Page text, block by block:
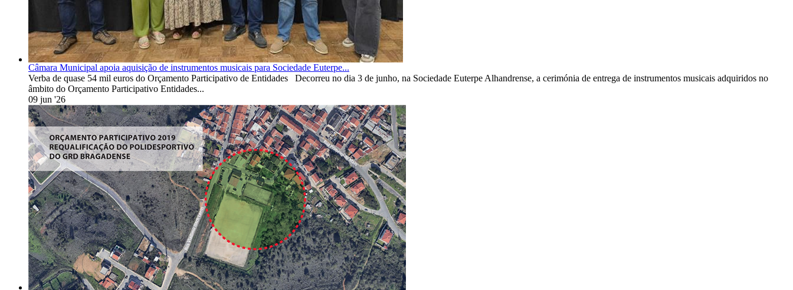
Câmara Municipal apoia aquisição de instrumentos musicais para Sociedade Euterpe...
Verba de quase 54 mil euros do Orçamento Participativo de Entidades Decorreu no dia 3 de junho, na Sociedade Euterpe Alhandrense, a cerimónia de entrega de instrumentos musicais adquiridos no
âmbito do Orçamento Participativo Entidades...
09 jun '26